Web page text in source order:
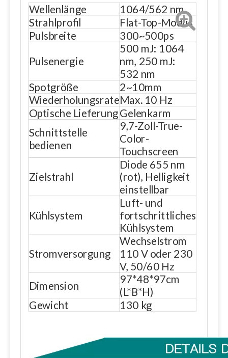
Wellenlänge 1064/562 nm
Strahlprofil Flat-Top-Modus
Pulsbreite 300~500ps
Pulsenergie
500 mJ: 1064
nm, 250 mJ:
532 nm
Spotgröße
2~10mm
WiederholungsrateMax. 10 Hz
Optische LieferungGelenkarm
Schnittstelle
bedienen
9,7-Zoll-True-
Color-
Touchscreen
Zielstrahl
Diode 655 nm
(rot), Helligkeit
einstellbar
Kühlsystem
Luft- und
fortschrittliches
Kühlsystem
Stromversorgung
Wechselstrom
110 V oder 230
V, 50/60 Hz
Dimension
97*48*97cm
(L*B*H)
Gewicht 130 kg